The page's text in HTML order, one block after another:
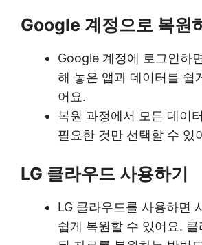
Google 계정으로 복원
Google 계정에 로그인하
해 놓은 앱과 데이터를 쉽
어요.
복원 과정에서 모든 데이
필요한 것만 선택할 수 있
LG 클라우드 사용하기
LG 클라우드를 사용하면
쉽게 복원할 수 있어요.